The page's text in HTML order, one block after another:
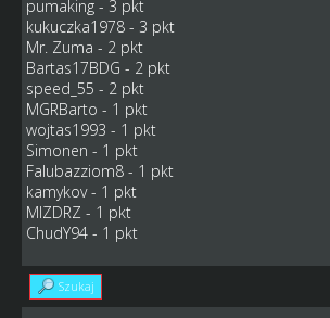
pumaking - 3 pkt
kukuczka1978 - 3 pkt
Mr. Zuma - 2 pkt
Bartas17BDG - 2 pkt
speed_55 - 2 pkt
MGRBarto - 1 pkt
wojtas1993 - 1 pkt
Simonen - 1 pkt
Falubazziom8 - 1 pkt
kamykov - 1 pkt
MIZDRZ - 1 pkt
ChudY94 - 1 pkt
Szukaj